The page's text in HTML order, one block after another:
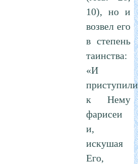
10), но и
возвел его
в степень
таинства:
«И
приступили
к Нему
фарисеи
и,
искушая
Его,